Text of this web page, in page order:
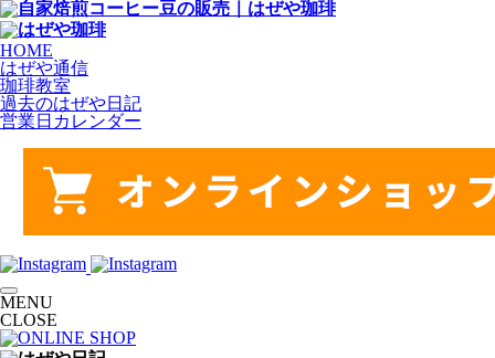
HOME
はぜや通信
珈琲教室
過去のはぜや日記
営業日カレンダー
MENU
CLOSE